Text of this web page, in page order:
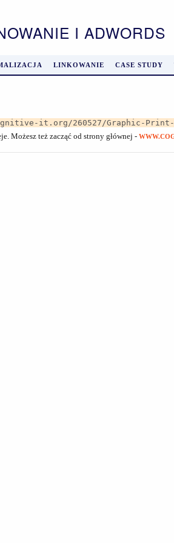
I ADWORDS
LINKOWANIE CASE STUDY
it.org/260527/Graphic-Print-
Możesz też zacząć od strony głównej -